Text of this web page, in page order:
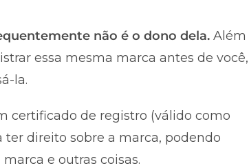
não é o dono dela. Além
essa mesma marca antes de você,
la.
certificado de registro (válido como
direito sobre a marca, podendo
e outras coisas.